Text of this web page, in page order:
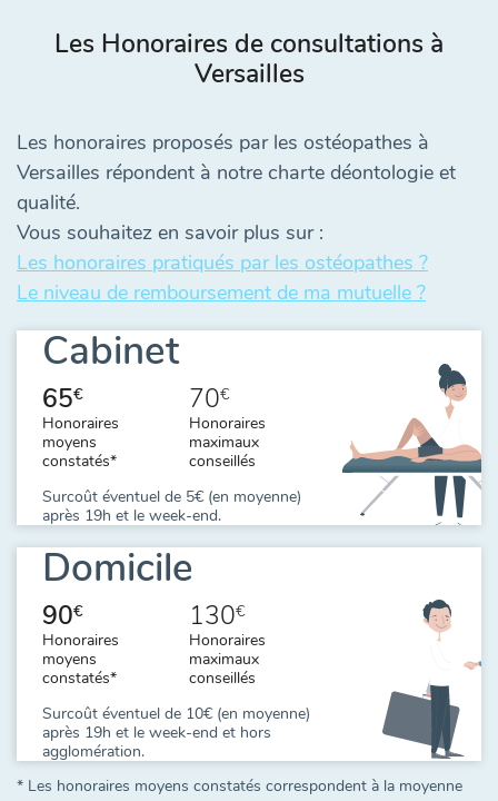
Les Honoraires de consultations à
Versailles
Les honoraires proposés par les ostéopathes à
Versailles répondent à notre charte déontologie et
qualité.
Vous souhaitez en savoir plus sur :
Les honoraires pratiqués par les ostéopathes ?
Le niveau de remboursement de ma mutuelle ?
Cabinet
65€
Honoraires
moyens
constatés*
70€
Honoraires
maximaux
conseillés
Surcoût éventuel de 5€ (en moyenne)
après 19h et le week-end.
Domicile
90€
Honoraires
moyens
constatés*
130€
Honoraires
maximaux
conseillés
Surcoût éventuel de 10€ (en moyenne)
après 19h et le week-end et hors
agglomération.
* Les honoraires moyens constatés correspondent à la moyenne